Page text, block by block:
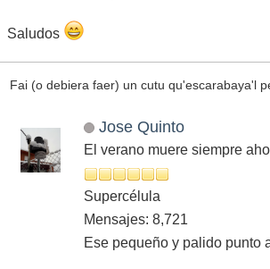
Saludos
Fai (o debiera faer) un cutu qu'escarabaya'l
Jose Quinto
El verano muere siempre
Supercélula
Mensajes: 8,721
Ese pequeño y palido punto